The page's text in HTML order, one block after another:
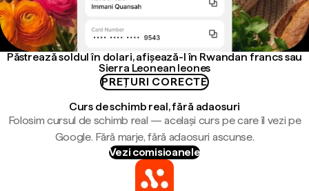
Păstrează soldul în dolari, afișează-l în Rwandan francs sau
Sierra Leonean leones
PREȚURI CORECTE
Curs de schimb real, fără adaosuri
Folosim cursul de schimb real — același curs pe care îl vezi pe
Google. Fără marje, fără adaosuri ascunse.
Vezi comisioanele